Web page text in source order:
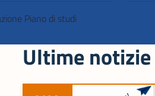
Piano di studi
Ultime notizie